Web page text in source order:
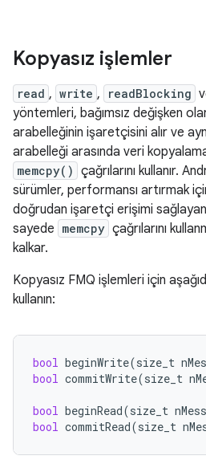
Kopyasız işlemler
read , write , readBlocking
yöntemleri, bağımsız değişken
arabelleğinin işaretçisini alır ve
arabelleği arasında veri
memcpy() çağrılarını kullanır.
sürümler, performansı artırmak
doğrudan işaretçi erişimi
sayede memcpy çağrılarını
kalkar.
Kopyasız FMQ işlemleri için
kullanın:
bool beginWrite(size_t
bool commitWrite(size_t
bool beginRead(size_t
bool commitRead(size_t